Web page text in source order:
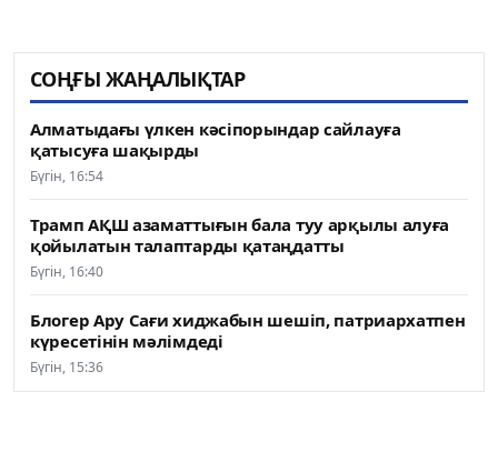
СОҢҒЫ ЖАҢАЛЫҚТАР
Алматыдағы үлкен кәсіпорындар сайлауға
қатысуға шақырды
Бүгін, 16:54
Трамп АҚШ азаматтығын бала туу арқылы алуға
қойылатын талаптарды қатаңдатты
Бүгін, 16:40
Блогер Ару Сағи хиджабын шешіп, патриархатпен
күресетінін мәлімдеді
Бүгін, 15:36